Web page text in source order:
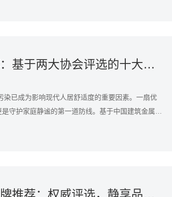
2026隔音门窗品牌推荐：基于两大协会评选的十大标杆
染已成为影响现代人居舒适度的重要因素。一扇优
守护家庭静谧的第一道防线。基于中国建筑金属结